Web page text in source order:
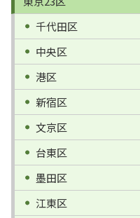
千代田区
中央区
港区
新宿区
文京区
台東区
墨田区
江東区